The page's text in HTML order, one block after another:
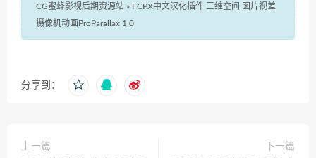
CG蜜蜂影视后期资源站 » FCPX中文汉化插件 三维空间 图片视差
摄像机动画ProParallax 1.0
分享到：
上一篇
下一篇